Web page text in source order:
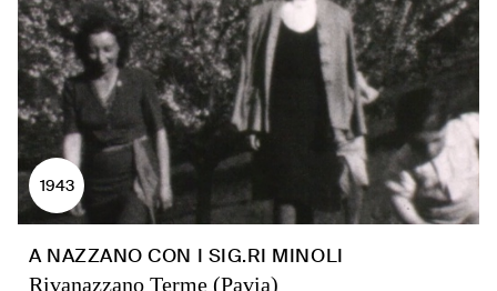
1943
A NAZZANO CON I SIG.RI MINOLI
Rivanazzano Terme (Pavia)